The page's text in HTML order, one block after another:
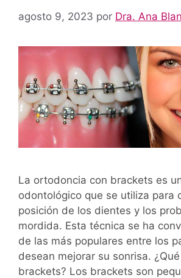
agosto 9, 2023 por Dra. Ana
La ortodoncia con brackets es
odontológico que se utiliza para
posición de los dientes y los
mordida. Esta técnica se ha
de las más populares entre los
desean mejorar su sonrisa.
brackets? Los brackets son